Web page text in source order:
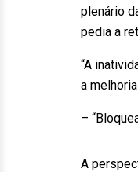
plenário
pedia a
“A
a
–
A